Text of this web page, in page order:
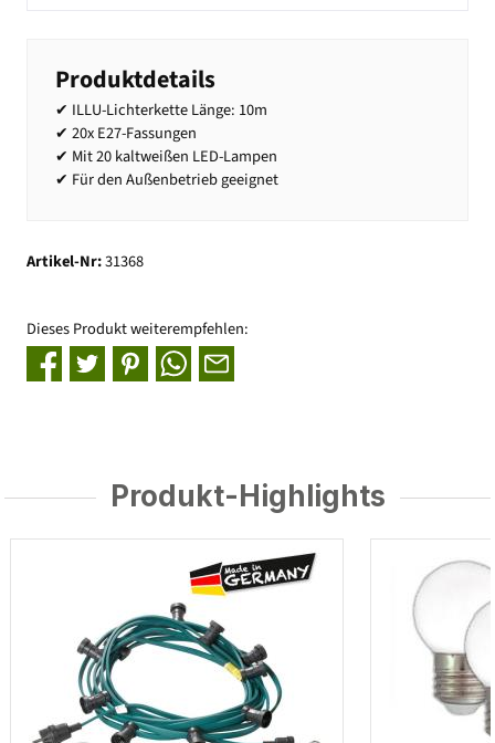
Produktdetails
✔ ILLU-Lichterkette Länge: 10m
✔ 20x E27-Fassungen
✔ Mit 20 kaltweißen LED-Lampen
✔ Für den Außenbetrieb geeignet
Artikel-Nr:31368
Dieses Produkt weiterempfehlen:
Produkt-Highlights